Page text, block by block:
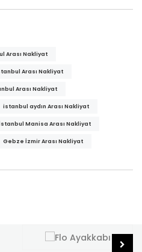
Arası Nakliyat
Arası Nakliyat
Arası Nakliyat
istanbul aydın Arası Nakliyat
Manisa Arası Nakliyat
Gebze İzmir Arası Nakliyat